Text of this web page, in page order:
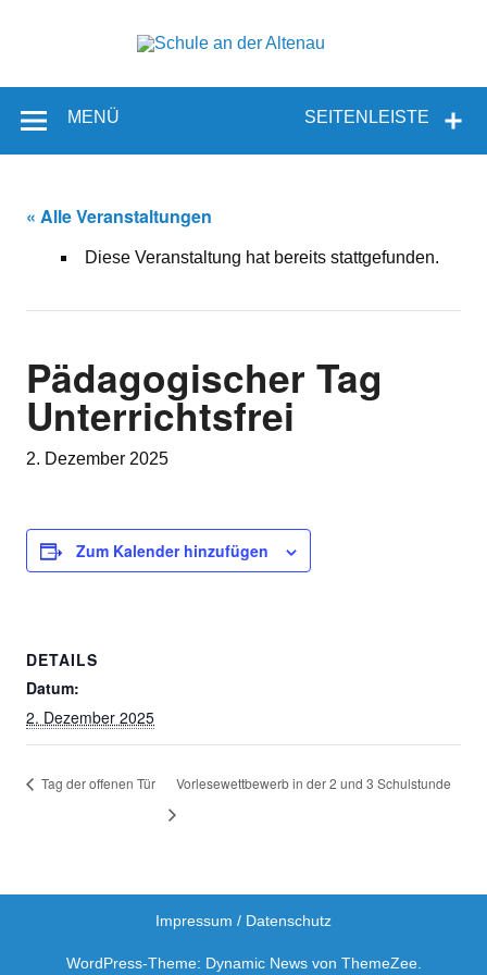
an
SEITENLEISTE
MENÜ
« Alle Veranstaltungen
Diese Veranstaltung hat bereits stattgefunden.
Pädagogischer Tag
Unterrichtsfrei
2. Dezember 2025
Zum Kalender hinzufügen
DETAILS
Datum:
2. Dezember 2025
Tag der offenen Tür Vorlesewettbewerb in der 2 und 3 Schulstunde
Impressum / Datenschutz
WordPress-Theme: Dynamic News von ThemeZee.